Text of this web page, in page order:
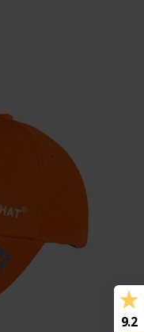
9.2